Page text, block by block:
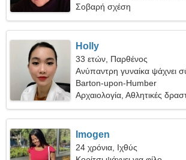
Σοβαρή σχέση
Holly
33 ετών, Παρθένος
Ανύπαντρη γυναίκα ψάχνει
Barton-upon-Humber
Αρχαιολογία, Αθλητικές
Imogen
24 χρόνια, Ιχθύς